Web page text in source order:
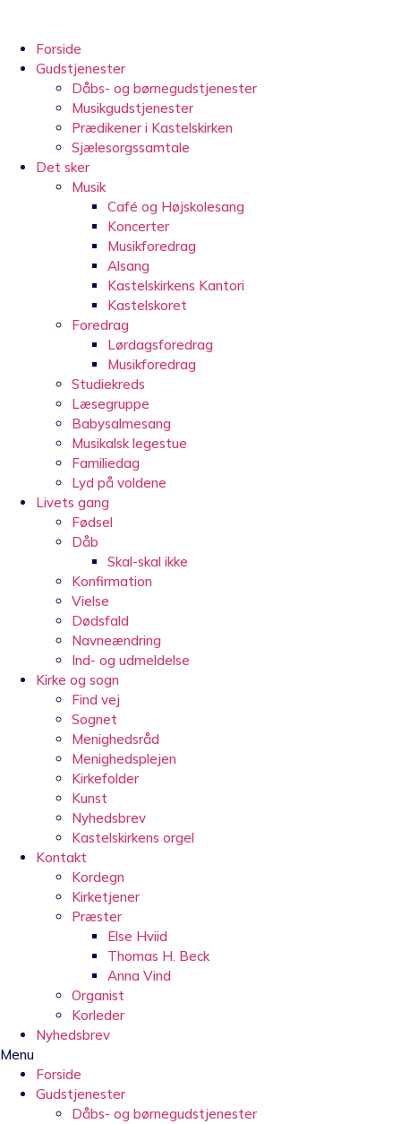
indholdForside
Gudstjenester
Dåbs- og børnegudstjenester
Musikgudstjenester
Prædikener i Kastelskirken
Sjælesorgssamtale
Det sker
Musik
Café og Højskolesang
Koncerter
Musikforedrag
Alsang
Kastelskirkens Kantori
Kastelskoret
Foredrag
Lørdagsforedrag
Musikforedrag
Studiekreds
Læsegruppe
Babysalmesang
Musikalsk legestue
Familiedag
Lyd på voldene
Livets gang
Fødsel
Dåb
Skal-skal ikke
Konfirmation
Vielse
Dødsfald
Navneændring
Ind- og udmeldelse
Kirke og sogn
Find vej
Sognet
Menighedsråd
Menighedsplejen
Kirkefolder
Kunst
Nyhedsbrev
Kastelskirkens orgel
Kontakt
Kordegn
Kirketjener
Præster
Else Hviid
Thomas H. Beck
Anna Vind
Organist
Korleder
Nyhedsbrev
Menu
Forside
Gudstjenester
Dåbs- og børnegudstjenester